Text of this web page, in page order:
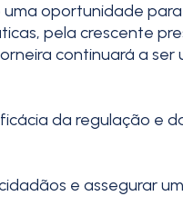
uma oportunidade para
pela crescente
continuará a ser
da regulação e
e assegurar